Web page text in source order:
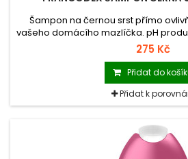
Šampon na černou srst přímo
vašeho domácího mazlíčka. pH
nedráždí ani citlivou pokožku a
hydratace.
275 Kč
Přidat do
Přidat k